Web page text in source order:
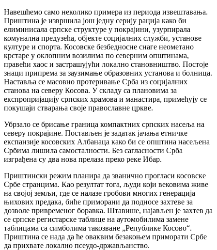
Навешћемо само неколико примера из периода извештавања.
Приштина је извршила још једну серију рација како би
елиминисала српске структуре у покрајини, узурпирала
комунална предузећа, објекте социјалних служби, установе
културе и спорта. Косовске безбедносне снаге неометано
крстаре у оклопним возилима по северним општинама,
правећи хаос и застрашујући локално становништво. Постоје
знаци припрема за заузимање образовних установа и болница.
Наставља се масовно протеривање Срба из социјалних
станова на северу Косова. У складу са плановима за
експропријацију српских храмова и манастира, примећују се
покушаји стварања своје православне цркве.
Убрзало се брисање граница компактних српских насеља на
северу покрајине. Постављен је задатак јачања етничке
експанзије косовских Албанаца како би се општина насељена
Србима лишила самосталности. Без сагласности Срба
изграђена су два нова прелаза преко реке Ибар.
Приштински режим планира да званично прогласи косовске
Србе странцима. Као резултат тога, људи који вековима живе
на својој земљи, где се налазе гробови многих генерација
њихових предака, биће приморани да подносе захтеве за
дозволе привременог боравка. Штавише, најављен је захтев да
се српске регистарске таблице на аутомобилима замене
таблицама са симболима такозване „Републике Косово“.
Приштина се нада да ће оваквим безакоњем приморати Србе
да прихвате локално псеудо-држављанство.